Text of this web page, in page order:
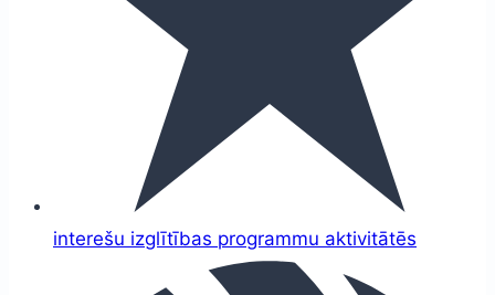
interešu izglītības programmu aktivitātēs